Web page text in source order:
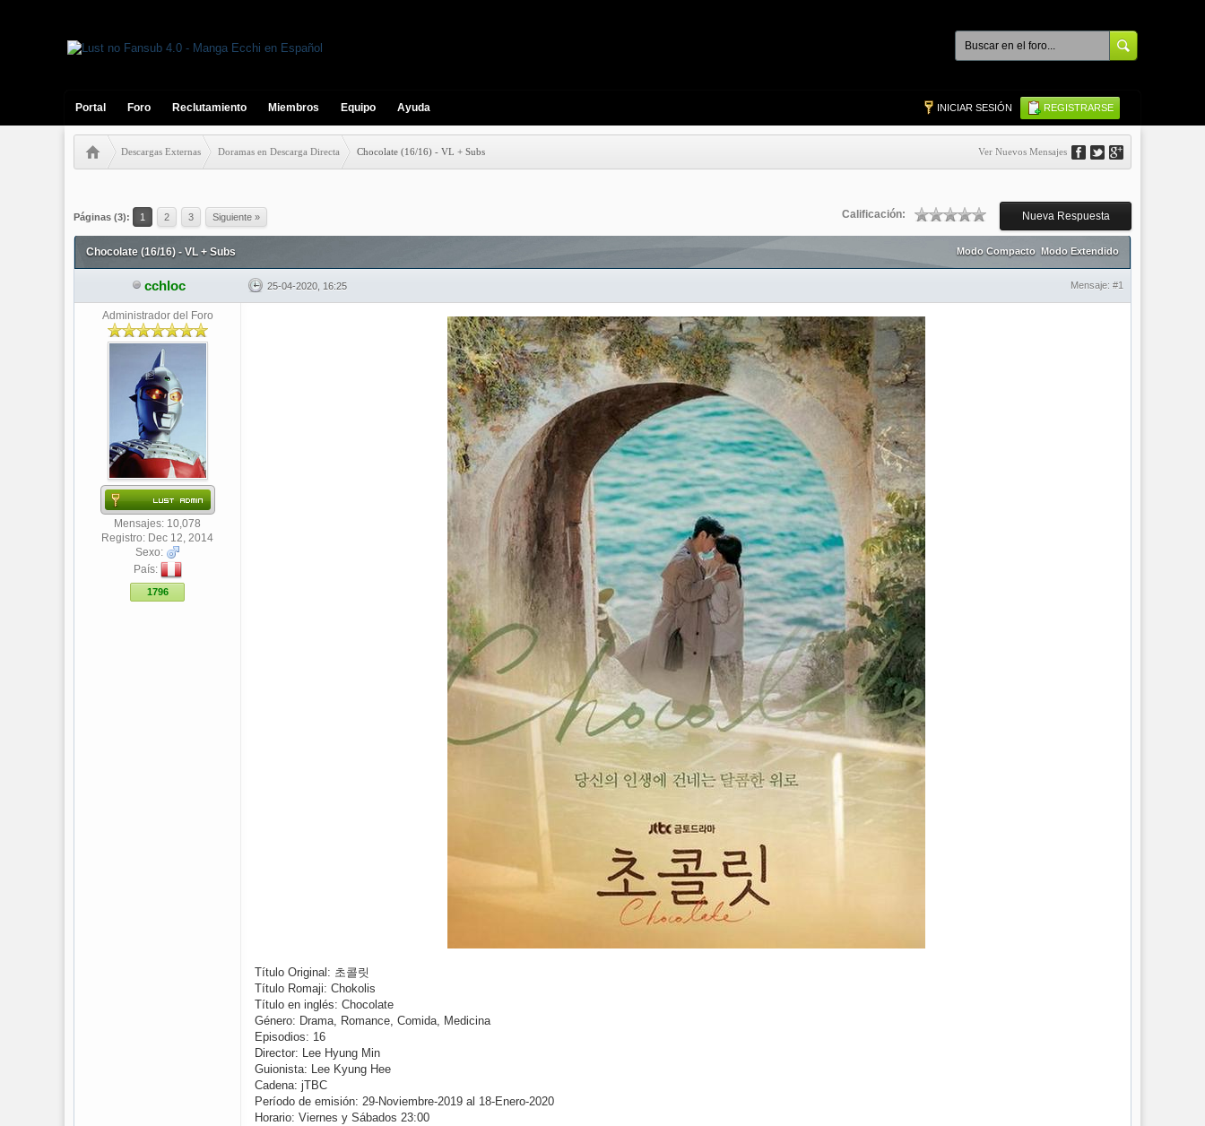
Portal Foro Reclutamiento Miembros Equipo Ayuda INICIAR SESIÓN REGISTRARSE
Descargas Externas Doramas en Descarga Directa Chocolate (16/16) - VL + Subs Ver Nuevos Mensajes
Páginas (3): 1 2 3 Siguiente » Nueva Respuesta
Calificación:
0 votos - 0 Media
Modo Compacto Modo Extendido
Chocolate (16/16) - VL + Subs
cchloc 25-04-2020, 16:25 Mensaje: #1
Administrador del Foro
Mensajes: 10,078
Registro: Dec 12, 2014
Sexo:
País:
1796
Título Original: 초콜릿
Título Romaji: Chokolis
Título en inglés: Chocolate
Género: Drama, Romance, Comida, Medicina
Episodios: 16
Director: Lee Hyung Min
Guionista: Lee Kyung Hee
Cadena: jTBC
Período de emisión: 29-Noviembre-2019 al 18-Enero-2020
Horario: Viernes y Sábados 23:00